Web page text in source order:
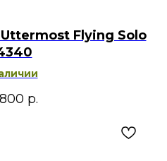
Flying Solo
р.